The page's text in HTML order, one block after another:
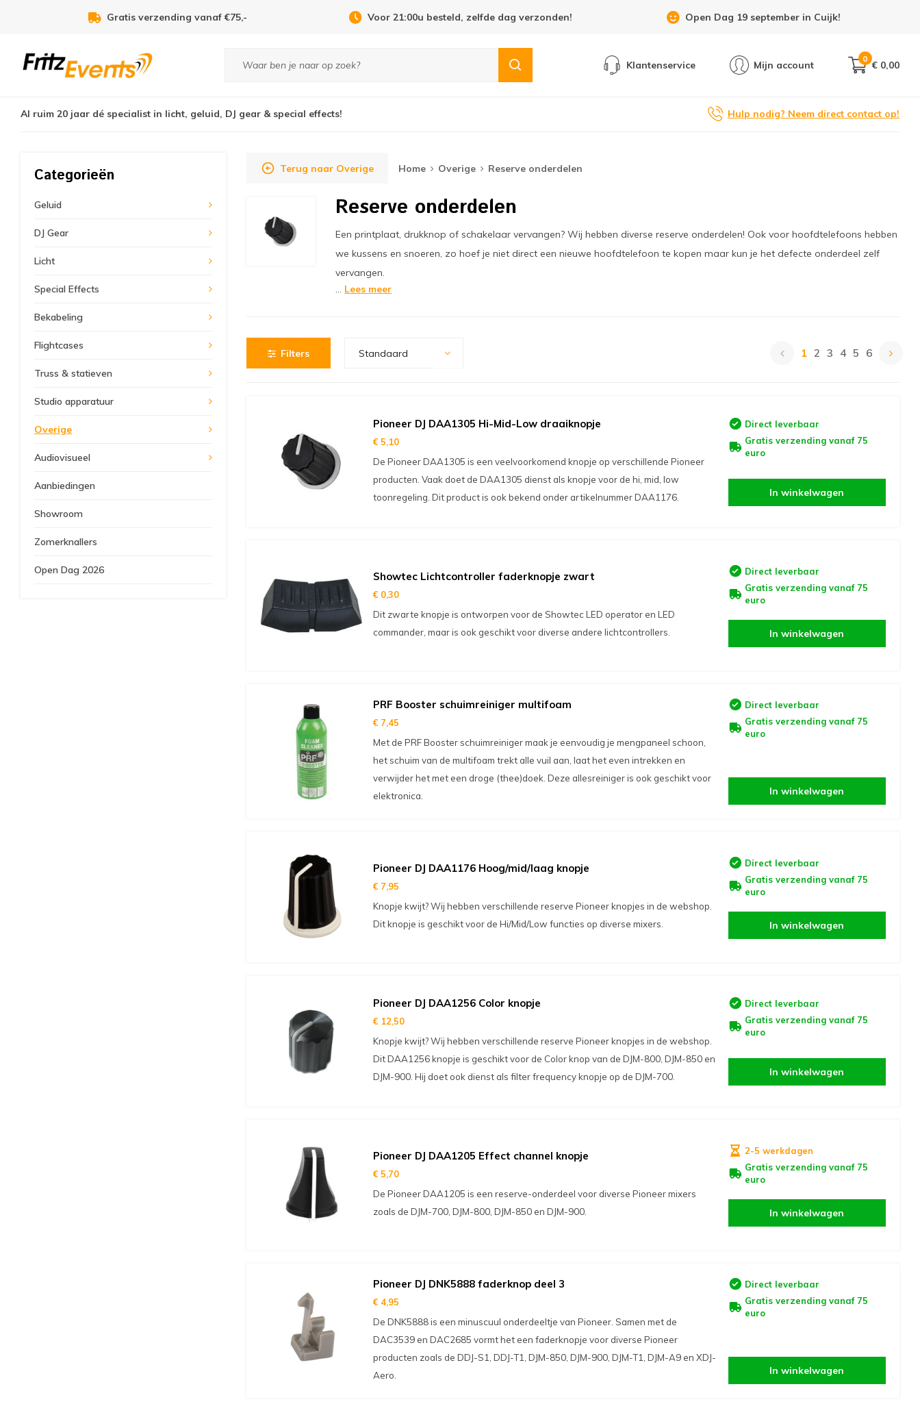
Voor 21:00u besteld, zelfde dag verzonden! Open Dag 19 september in Cuijk! Showroom 6 dagen per week geopend!
Klantenservice Mijn account
0
€ 0,00
Al ruim 20 jaar dé specialist in licht, geluid, DJ gear & special effects! Hulp nodig? Neem direct contact op!
Categorieën
Geluid
DJ Gear
Licht
Special Effects
Bekabeling
Flightcases
Truss & statieven
Studio apparatuur
Overige
Audiovisueel
Aanbiedingen
Showroom
Zomerknallers
Open Dag 2026
Terug naar Overige Home Overige Reserve onderdelen
Reserve onderdelen
Een printplaat, drukknop of schakelaar vervangen? Wij hebben diverse reserve onderdelen! Ook voor hoofdtelefoons hebben
we kussens en snoeren, zo hoef je niet direct een nieuwe hoofdtelefoon te kopen maar kun je het defecte onderdeel zelf
vervangen.
... Lees meer
Filters Standaard 1 2 3 4 5 6
Pioneer DJ DAA1305 Hi-Mid-Low draaiknopje
€ 5,10
De Pioneer DAA1305 is een veelvoorkomend knopje op verschillende Pioneer
producten. Vaak doet de DAA1305 dienst als knopje voor de hi, mid, low
toonregeling. Dit product is ook bekend onder artikelnummer DAA1176.
Direct leverbaar
Gratis verzending vanaf 75
euro
In winkelwagen
Showtec Lichtcontroller faderknopje zwart
€ 0,30
Dit zwarte knopje is ontworpen voor de Showtec LED operator en LED
commander, maar is ook geschikt voor diverse andere lichtcontrollers.
Direct leverbaar
Gratis verzending vanaf 75
euro
In winkelwagen
PRF Booster schuimreiniger multifoam
€ 7,45
Met de PRF Booster schuimreiniger maak je eenvoudig je mengpaneel schoon,
het schuim van de multifoam trekt alle vuil aan, laat het even intrekken en
verwijder het met een droge (thee)doek. Deze allesreiniger is ook geschikt voor
elektronica.
Direct leverbaar
Gratis verzending vanaf 75
euro
In winkelwagen
Pioneer DJ DAA1176 Hoog/mid/laag knopje
€ 7,95
Knopje kwijt? Wij hebben verschillende reserve Pioneer knopjes in de webshop.
Dit knopje is geschikt voor de Hi/Mid/Low functies op diverse mixers.
Direct leverbaar
Gratis verzending vanaf 75
euro
In winkelwagen
Pioneer DJ DAA1256 Color knopje
€ 12,50
Knopje kwijt? Wij hebben verschillende reserve Pioneer knopjes in de webshop.
Dit DAA1256 knopje is geschikt voor de Color knop van de DJM-800, DJM-850 en
DJM-900. Hij doet ook dienst als filter frequency knopje op de DJM-700.
Direct leverbaar
Gratis verzending vanaf 75
euro
In winkelwagen
Pioneer DJ DAA1205 Effect channel knopje
€ 5,70
De Pioneer DAA1205 is een reserve-onderdeel voor diverse Pioneer mixers
zoals de DJM-700, DJM-800, DJM-850 en DJM-900.
2-5 werkdagen
Gratis verzending vanaf 75
euro
In winkelwagen
Pioneer DJ DNK5888 faderknop deel 3
€ 4,95
De DNK5888 is een minuscuul onderdeeltje van Pioneer. Samen met de
DAC3539 en DAC2685 vormt het een faderknopje voor diverse Pioneer
producten zoals de DDJ-S1, DDJ-T1, DJM-850, DJM-900, DJM-T1, DJM-A9 en XDJ-
Aero.
Direct leverbaar
Gratis verzending vanaf 75
euro
In winkelwagen